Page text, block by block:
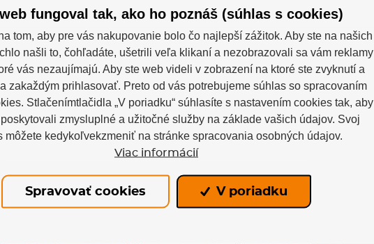
konfigurátor Zistiť viac
fungoval tak, ako ho poznáš (súhlas s cookies)
tom, aby pre vás nakupovanie bolo čo najlepší zážitok. Aby ste na našich
našli to, čohľadáte, ušetrili veľa klikaní a nezobrazovali sa vám reklamy
vás nezaujímajú. Aby ste web videli v zobrazení na ktoré ste zvyknutí a
zakaždým prihlasovať. Preto od vás potrebujeme súhlas so spracovaním
Stlačenímtlačidla „V poriadku“ súhlasíte s nastavením cookies tak, aby
zmysluplné a užitočné služby na základe vašich údajov. Svoj
môžete kedykoľvekzmeniť na stránke spracovania osobných údajov.
Viac informácií
Spravovať cookies V poriadku